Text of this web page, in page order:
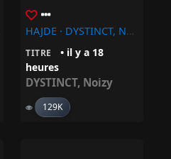
HAJDE · DYSTINCT, Noizy
TITRE
• il y a 18
heures
DYSTINCT, Noizy
129K